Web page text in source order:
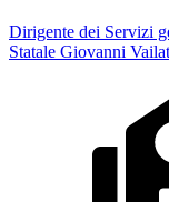
Dirigente dei Servizi
Statale Giovanni